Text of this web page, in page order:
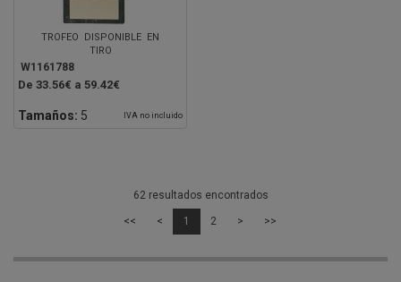
TROFEO DISPONIBLE EN
TIRO
W1161788
De 33.56€ a 59.42€
Tamaños: 5 IVA no incluido
62 resultados encontrados
<< < 1 2 > >>